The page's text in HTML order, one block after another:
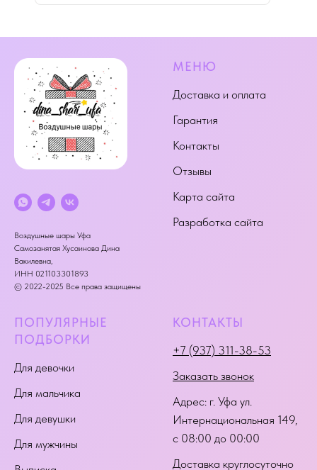
Воздушные шары Уфа
Самозанятая Хусаинова Дина
Вакилевна,
ИНН 021103301893
© 2022-2025 Все права защищены
МЕНЮ
Доставка и оплата
Гарантия
Контакты
Отзывы
Карта сайта
Разработка сайта
ПОПУЛЯРНЫЕ
ПОДБОРКИ
Для девочки
Для мальчика
Для девушки
Для мужчины
КОНТАКТЫ
+7 (937) 311-38-53
Заказать звонок
Адрес: г. Уфа ул.
Интернациональная 149,
с 08:00 до 00:00
Доставка круглосуточно